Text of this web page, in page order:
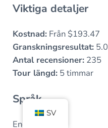
Viktiga detaljer
Kostnad:Från $193.47
Granskningsresultat:5.0
Antal recensioner:235
Tour längd:5 timmar
Språk
Engelska
SV